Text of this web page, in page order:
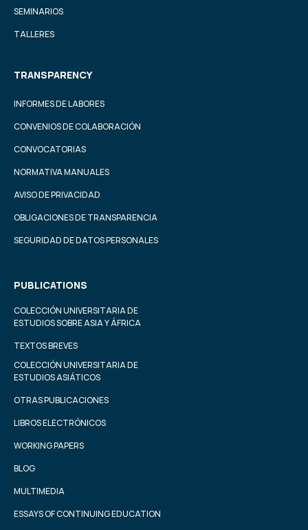
SEMINARIOS
TALLERES
TRANSPARENCY
INFORMES DE LABORES
CONVENIOS DE COLABORACIÓN
CONVOCATORIAS
NORMATIVA MANUALES
AVISO DE PRIVACIDAD
OBLIGACIONES DE TRANSPARENCIA
SEGURIDAD DE DATOS PERSONALES
PUBLICATIONS
COLECCIÓN UNIVERSITARIA DE
ESTUDIOS SOBRE ASIA Y ÁFRICA
TEXTOS BREVES
COLECCIÓN UNIVERSITARIA DE
ESTUDIOS ASIÁTICOS
OTRAS PUBLICACIONES
LIBROS ELECTRÓNICOS
WORKING PAPERS
BLOG
MULTIMEDIA
ESSAYS OF CONTINUING EDUCATION